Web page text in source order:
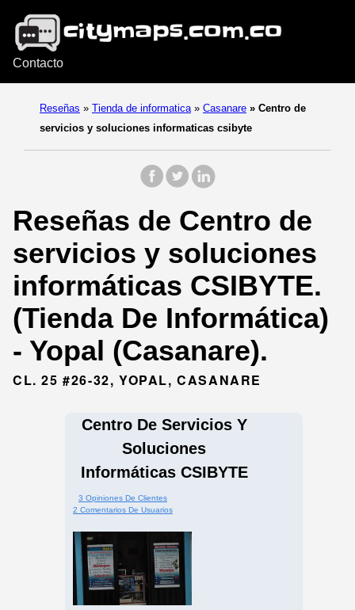
Contacto
Reseñas » Tienda de informatica » Casanare » Centro de
servicios y soluciones informaticas csibyte
Reseñas de Centro de
servicios y soluciones
informáticas CSIBYTE.
(Tienda De Informática)
- Yopal (Casanare).
CL. 25 #26-32, YOPAL, CASANARE
Centro De Servicios Y
Soluciones
Informáticas CSIBYTE
3 Opiniones De Clientes
2 Comentarios De Usuarios